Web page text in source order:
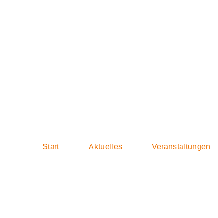
Start Aktuelles Veranstaltungen